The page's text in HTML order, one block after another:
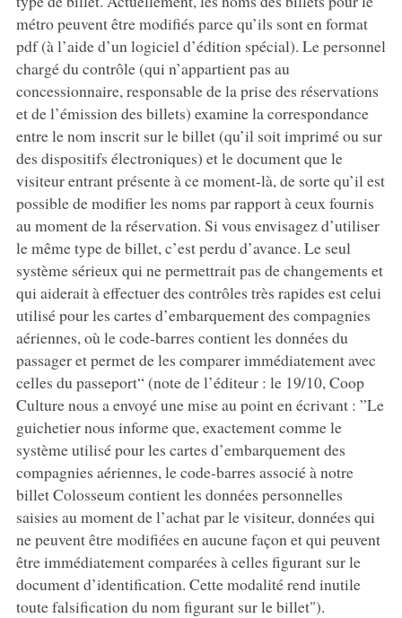
métro peuvent être modifiés parce qu’ils sont en format
pdf (à l’aide d’un logiciel d’édition spécial). Le personnel
chargé du contrôle (qui n’appartient pas au
concessionnaire, responsable de la prise des réservations
et de l’émission des billets) examine la correspondance
entre le nom inscrit sur le billet (qu’il soit imprimé ou sur
des dispositifs électroniques) et le document que le
visiteur entrant présente à ce moment-là, de sorte qu’il est
possible de modifier les noms par rapport à ceux fournis
au moment de la réservation. Si vous envisagez d’utiliser
le même type de billet, c’est perdu d’avance. Le seul
système sérieux qui ne permettrait pas de changements et
qui aiderait à effectuer des contrôles très rapides est celui
utilisé pour les cartes d’embarquement des compagnies
aériennes, où le code-barres contient les données du
passager et permet de les comparer immédiatement avec
celles du passeport“ (note de l’éditeur : le 19/10, Coop
Culture nous a envoyé une mise au point en écrivant : ”Le
guichetier nous informe que, exactement comme le
système utilisé pour les cartes d’embarquement des
compagnies aériennes, le code-barres associé à notre
billet Colosseum contient les données personnelles
saisies au moment de l’achat par le visiteur, données qui
ne peuvent être modifiées en aucune façon et qui peuvent
être immédiatement comparées à celles figurant sur le
document d’identification. Cette modalité rend inutile
toute falsification du nom figurant sur le billet").